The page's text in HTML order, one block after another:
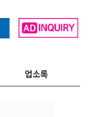
업소록